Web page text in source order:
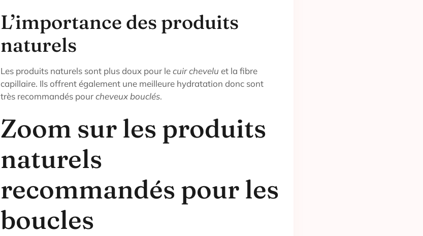
L’importance des produits
naturels
Les produits naturels sont plus doux pour lecuir chevelu et la fibre
capillaire. Ils offrent également une meilleure hydratation donc sont
très recommandés pourcheveux bouclés.
Zoom sur les produits
naturels
recommandés pour les
boucles